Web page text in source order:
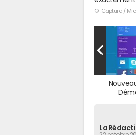
© Capture /
La